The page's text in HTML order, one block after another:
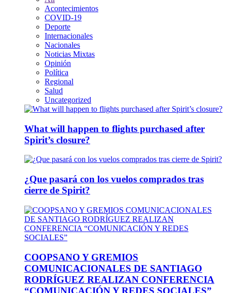
Acontecimientos
COVID-19
Deporte
Internacionales
Nacionales
Noticias Mixtas
Opinión
Política
Regional
Salud
Uncategorized
What will happen to flights purchased after
Spirit’s closure?
¿Que pasará con los vuelos comprados tras
cierre de Spirit?
COOPSANO Y GREMIOS
COMUNICACIONALES DE SANTIAGO
RODRÍGUEZ REALIZAN CONFERENCIA
“COMUNICACIÓN Y REDES SOCIALES”